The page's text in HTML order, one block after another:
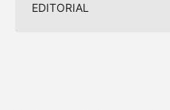
EDITORIAL